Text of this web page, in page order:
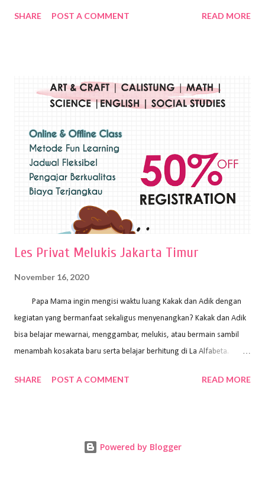
Wayan Kun Adnyana, teknik yang berbeda tentunya akan
menggunakan bahan dasar cat air, cat akrilik, atau cat minyak dengan
sapuan warna cat yang tebal. Dengan memberikan sapuan warna
pelukis untuk menghasilkan lukisan yang mempesona dan tentunya
bernilai tinggi. Ciri teknik plakat Ciri-ciri teknik plakat, yaitu: Sapuan
warna yang kental dan tebal. Hasil lukisan menutupi seluruh bagian
medianya Mem...
SHARE POST A COMMENT READ MORE
Les Privat Melukis Jakarta Timur
November 16, 2020
Papa Mama ingin mengisi waktu luang Kakak dan Adik dengan
kegiatan yang bermanfaat sekaligus menyenangkan? Kakak dan Adik
bisa belajar mewarnai, menggambar, melukis, atau bermain sambil
menambah kosakata baru serta belajar berhitung di La Alfabeta.
kok untuk mengajar dengan metode yang fun, La Alfabeta
Alfabeta. ⁣⁣⁣⁣Ada pilihan online class maupun offline class lho! Cek
SHARE POST A COMMENT READ MORE
Powered by Blogger